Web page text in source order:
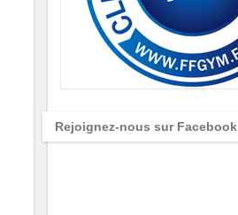
Rejoignez-nous sur Facebook